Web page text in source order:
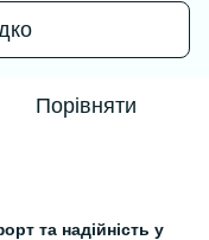
Порівняти
та надійність у